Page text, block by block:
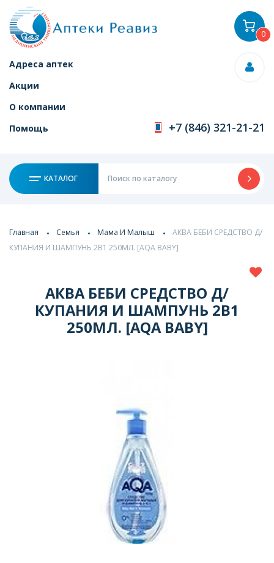
Адреса аптек
Акции
О компании
Помощь
+7 (846) 321-21-21
КАТАЛОГ
0
Главная Семья Мама И Малыш
АКВА БЕБИ СРЕДСТВО Д/
КУПАНИЯ И ШАМПУНЬ 2В1 250МЛ. [AQA BABY]
АКВА БЕБИ СРЕДСТВО Д/
КУПАНИЯ И ШАМПУНЬ 2В1
250МЛ. [AQA BABY]